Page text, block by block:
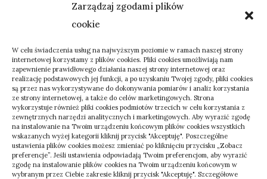
Zarządzaj zgodami plików
cookie
W celu świadczenia usług na najwyższym poziomie w ramach naszej strony
internetowej korzystamy z plików cookies. Pliki cookies umożliwiają nam
zapewnienie prawidłowego działania naszej strony internetowej oraz
realizację podstawowych jej funkcji, a po uzyskaniu Twojej zgody, pliki cookies
są przez nas wykorzystywane do dokonywania pomiarów i analiz korzystania
ze strony internetowej, a także do celów marketingowych. Strona
wykorzystuje również pliki cookies podmiotów trzecich w celu korzystania z
zewnętrznych narzędzi analitycznych i marketingowych. Aby wyrazić zgodę
na instalowanie na Twoim urządzeniu końcowym plików cookies wszystkich
wskazanych wyżej kategorii kliknij przycisk "Akceptuję". Poszczególne
ustawienia plików cookies możesz zmieniać po kliknięciu przycisku „Zobacz
preferencje”. Jeśli ustawienia odpowiadają Twoim preferencjom, aby wyrazić
zgodę na instalowanie plików cookies na Twoim urządzeniu końcowym w
wybranym przez Ciebie zakresie kliknij przycisk "Akceptuję". Szczegółowe
Zdjęcia mienia do protokołu
transportowego – zasady
22/02/2026